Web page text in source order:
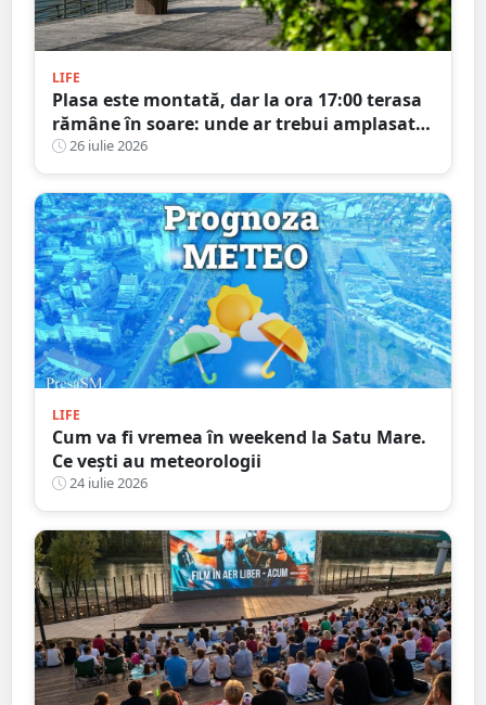
LIFE
Plasa este montată, dar la ora 17:00 terasa
rămâne în soare: unde ar trebui amplasată,
de fapt?
26 iulie 2026
LIFE
Cum va fi vremea în weekend la Satu Mare.
Ce vești au meteorologii
24 iulie 2026